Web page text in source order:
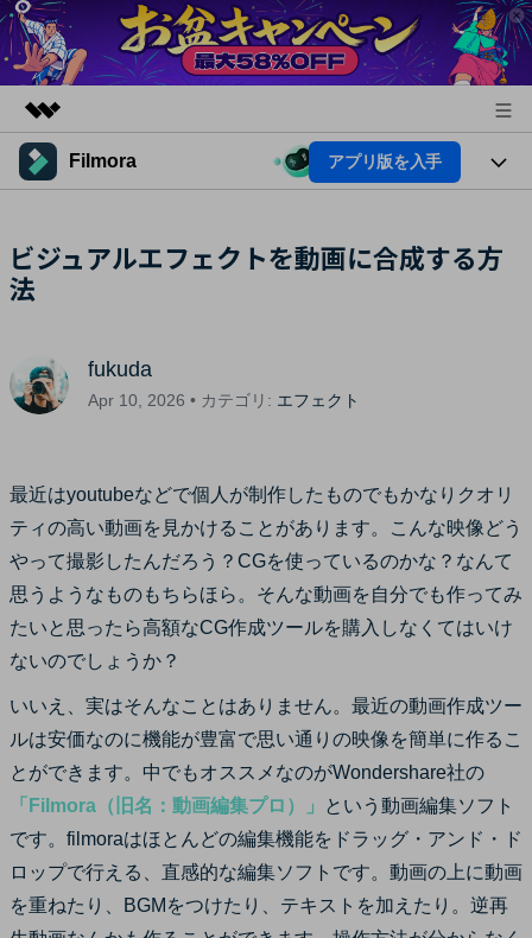
製品
ユーティリティ
概要
ソリューション
企業情報
サポート
Filmora アプリ版を入手
プラットフォーム
AI機能
AIヒント
活用法
Filmoraのユーザー層
動画編集のコツ
サポート
サポート
カスタマーサポート
ブランド紹介
購入する ログイン
検索
ビジュアルエフェクトを動画に合成する方
法
fukuda
Apr 10, 2026 • カテゴリ: エフェクト
最近はyoutubeなどで個人が制作したものでもかなりクオリ
ティの高い動画を見かけることがあります。こんな映像どう
やって撮影したんだろう？CGを使っているのかな？なんて
思うようなものもちらほら。そんな動画を自分でも作ってみ
たいと思ったら高額なCG作成ツールを購入しなくてはいけ
ないのでしょうか？
いいえ、実はそんなことはありません。最近の動画作成ツー
ルは安価なのに機能が豊富で思い通りの映像を簡単に作るこ
とができます。中でもオススメなのがWondershare社の
「Filmora（旧名：動画編集プロ）」
という動画編集ソフト
です。filmoraはほとんどの編集機能をドラッグ・アンド・ド
ロップで行える、直感的な編集ソフトです。動画の上に動画
を重ねたり、BGMをつけたり、テキストを加えたり。逆再